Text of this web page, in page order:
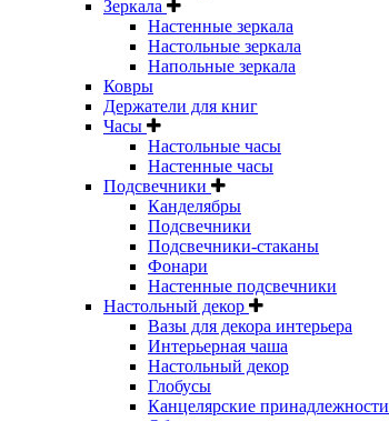
Зеркала
Настенные зеркала
Настольные зеркала
Напольные зеркала
Ковры
Держатели для книг
Часы
Настольные часы
Настенные часы
Подсвечники
Канделябры
Подсвечники
Подсвечники-стаканы
Фонари
Настенные подсвечники
Настольный декор
Вазы для декора интерьера
Интерьерная чаша
Настольный декор
Глобусы
Канцелярские принадлежности